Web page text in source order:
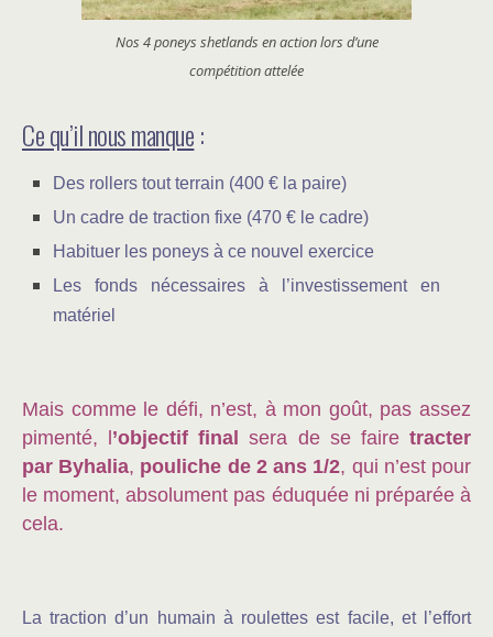
Nos 4 poneys shetlands en action lors d’une
compétition attelée
Ce qu’il nous manque:
Des rollers tout terrain (400 € la paire)
Un cadre de traction fixe (470 € le cadre)
Habituer les poneys à ce nouvel exercice
Les fonds nécessaires à l’investissement en
matériel
Mais comme le défi, n’est, à mon goût, pas assez
pimenté, l ’objectif final sera de se fairetracter
par Byhalia, pouliche de 2 ans 1/2, qui n’est pour
le moment, absolument pas éduquée ni préparée à
cela.
La traction d’un humain à roulettes est facile, et l’effort